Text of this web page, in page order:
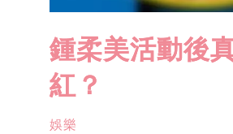
鍾柔美活動後
紅？
娛樂